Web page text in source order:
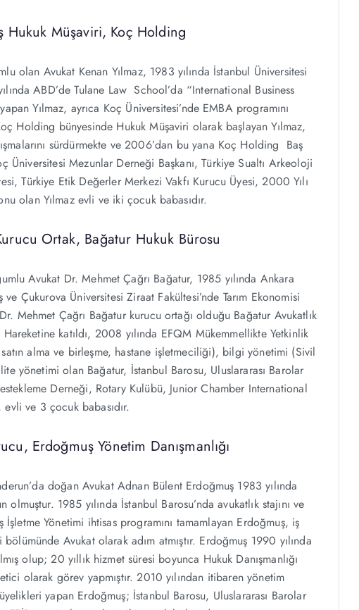
Hukuk Müşaviri, Koç Holding
olan Avukat Kenan Yılmaz, 1983 yılında İstanbul Üniversitesi
ABD’de Tulane Law School’da “International Business
Yılmaz, ayrıca Koç Üniversitesi’nde EMBA programını
Holding bünyesinde Hukuk Müşaviri olarak başlayan Yılmaz,
sürdürmekte ve 2006’dan bu yana Koç Holding Baş
Mezunlar Derneği Başkanı, Türkiye Sualtı Arkeoloji
Türkiye Etik Değerler Merkezi Vakfı Kurucu Üyesi, 2000 Yılı
olan Yılmaz evli ve iki çocuk babasıdır.
Ortak, Bağatur Hukuk Bürosu
Avukat Dr. Mehmet Çağrı Bağatur, 1985 yılında Ankara
Çukurova Üniversitesi Ziraat Fakültesi’nde Tarım Ekonomisi
Mehmet Çağrı Bağatur kurucu ortağı olduğu Bağatur Avukatlık
katıldı, 2008 yılında EFQM Mükemmellikte Yetkinlik
alma ve birleşme, hastane işletmeciliği), bilgi yönetimi (Sivil
yönetimi olan Bağatur, İstanbul Barosu, Uluslararası Barolar
Derneği, Rotary Kulübü, Junior Chamber International
ve 3 çocuk babasıdır.
Erdoğmuş Yönetim Danışmanlığı
doğan Avukat Adnan Bülent Erdoğmuş 1983 yılında
1985 yılında İstanbul Barosu’nda avukatlık stajını ve
İşletme Yönetimi ihtisas programını tamamlayan Erdoğmuş, iş
Avukat olarak adım atmıştır. Erdoğmuş 1990 yılında
olup; 20 yıllık hizmet süresi boyunca Hukuk Danışmanlığı
olarak görev yapmıştır. 2010 yılından itibaren yönetim
yapan Erdoğmuş; İstanbul Barosu, Uluslararası Barolar